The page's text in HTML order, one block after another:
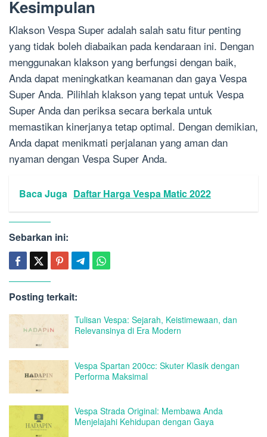
Kesimpulan
Klakson Vespa Super adalah salah satu fitur penting
yang tidak boleh diabaikan pada kendaraan ini. Dengan
menggunakan klakson yang berfungsi dengan baik,
Anda dapat meningkatkan keamanan dan gaya Vespa
Super Anda. Pilihlah klakson yang tepat untuk Vespa
Super Anda dan periksa secara berkala untuk
memastikan kinerjanya tetap optimal. Dengan demikian,
Anda dapat menikmati perjalanan yang aman dan
nyaman dengan Vespa Super Anda.
Baca Juga Daftar Harga Vespa Matic 2022
Sebarkan ini:
Posting terkait:
Tulisan Vespa: Sejarah, Keistimewaan, dan
Relevansinya di Era Modern
Vespa Spartan 200cc: Skuter Klasik dengan
Performa Maksimal
Vespa Strada Original: Membawa Anda
Menjelajahi Kehidupan dengan Gaya